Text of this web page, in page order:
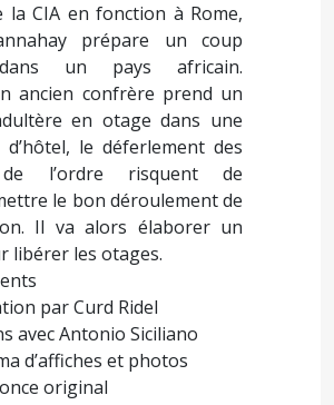
la CIA en fonction à Rome,
prépare un coup
un pays africain.
ancien confrère prend un
en otage dans une
d’hôtel, le déferlement des
l’ordre risquent de
le bon déroulement de
Il va alors élaborer un
libérer les otages.
par Curd Ridel
avec Antonio Siciliano
d’affiches et photos
original